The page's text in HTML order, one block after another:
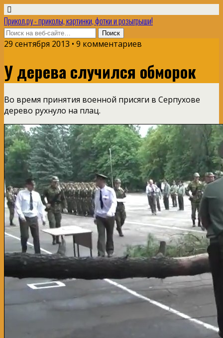
Прикол.ру - приколы, картинки, фотки и розыгрыши!
29 сентября 2013 • 9 комментариев
У дерева случился обморок
Во время принятия военной присяги в Серпухове
дерево рухнуло на плац.